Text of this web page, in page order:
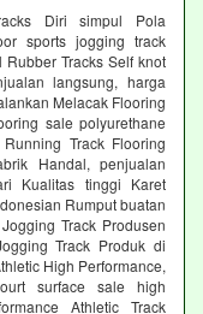
Diri simpul Pola
sports jogging track
Tracks Self knot
langsung, harga
Melacak Flooring
sale polyurethane
Track Flooring
Handal, penjualan
Kualitas tinggi Karet
Rumput buatan
Track Produsen
Track Produk di
High Performance,
surface sale high
Athletic Track